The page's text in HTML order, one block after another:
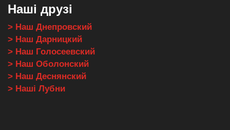
Наші друзі
> Наш Днепровский
> Наш Дарницкий
> Наш Голосеевский
> Наш Оболонский
> Наш Деснянский
> Наші Лубни